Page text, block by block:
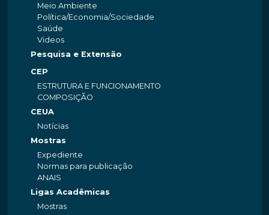
Meio Ambiente
Política/Economia/Sociedade
Saúde
Videos
Pesquisa e Extensão
CEP
ESTRUTURA E FUNCIONAMENTO
COMPOSIÇÃO
CEUA
Notícias
Mostras
Expediente
Normas para publicação
ANAIS
Ligas Acadêmicas
Mostras